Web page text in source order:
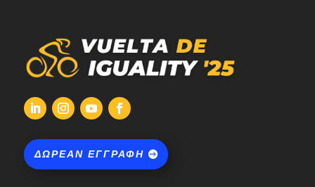
ΔΩΡΕΆΝ ΕΓΓΡΑΦΉ